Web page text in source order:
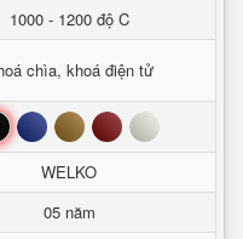
1000 - 1200 độ C
chìa, khoá điện tử
Xanh Nâu Đỏ Trắng
WELKO
05 năm